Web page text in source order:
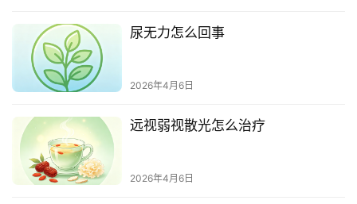
尿无力怎么回事
2026年4月6日
远视弱视散光怎么治疗
2026年4月6日